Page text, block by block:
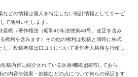
などの情報は個人を特定しない統計情報としてサービ
て活用いたします。
産権（著作権法（昭和45年法律第48号、改正を含み
権利を含みます）その他の権利は投稿と同時に株式
、投稿者様は口コミについて著作者人格権を行使し
投稿内容に紹介されている医療機関は関与しておら
の内容や効果・効能などの点について何らの保証をす